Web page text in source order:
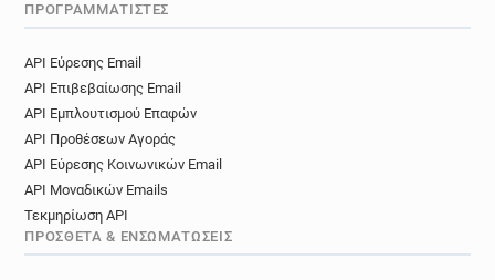
ΠΡΟΓΡΑΜΜΑΤΙΣΤΈΣ
API Εύρεσης Email
API Επιβεβαίωσης Email
API Εμπλουτισμού Επαφών
API Προθέσεων Αγοράς
API Εύρεσης Κοινωνικών Email
API Μοναδικών Emails
Τεκμηρίωση API
ΠΡΌΣΘΕΤΑ & ΕΝΣΩΜΑΤΏΣΕΙΣ